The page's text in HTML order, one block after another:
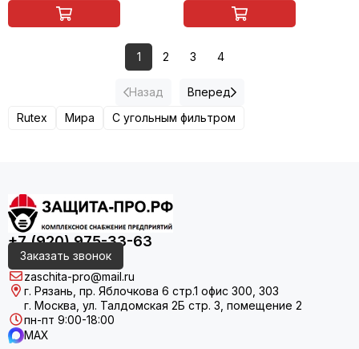
Назад
1 2 3 4
Вперед
Rutex
Мира С угольным фильтром
+7 (920) 975-33-63
Заказать звонок
zaschita-pro@mail.ru
г. Рязань, пр. Яблочкова 6 стр.1 офис 300, 303
г. Москва, ул. Талдомская 2Б стр. 3, помещение 2
пн-пт 9:00-18:00
MAX